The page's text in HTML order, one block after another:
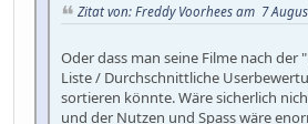
Zitat von: Freddy Voorhees am 7
Oder dass man seine Filme nach der
Liste / Durchschnittliche
sortieren könnte. Wäre sicherlich
und der Nutzen und Spass wäre